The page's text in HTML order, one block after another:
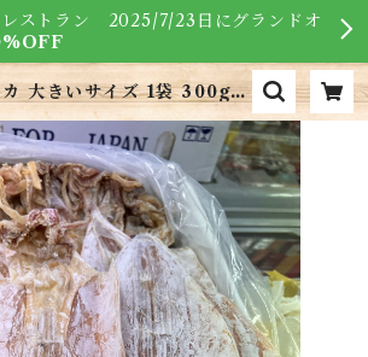
ストラン 2025/7/23日にグランドオ
カ 大きいサイズ 1袋 300g・
Squid・Khô Mực | VIE
FOODS - ベトナム食材専
門店